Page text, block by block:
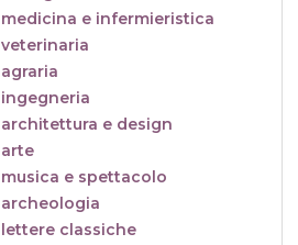
medicina e infermieristica
veterinaria
agraria
ingegneria
architettura e design
arte
musica e spettacolo
archeologia
lettere classiche